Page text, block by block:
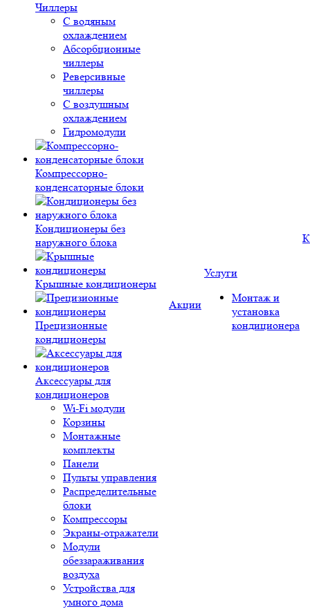
Чиллеры
С водяным
охлаждением
Абсорбционные
чиллеры
Реверсивные
чиллеры
С воздушным
охлаждением
Гидромодули
Компрессорно-
конденсаторные блоки
Кондиционеры без
наружного блока
Крышные кондиционеры
Прецизионные
кондиционеры
Аксессуары для
кондиционеров
Wi-Fi модули
Корзины
Монтажные
комплекты
Панели
Пульты управления
Распределительные
блоки
Компрессоры
Экраны-отражатели
Модули
обеззараживания
воздуха
Устройства для
умного дома
Акции
Услуги
Монтаж и
установка
кондиционера